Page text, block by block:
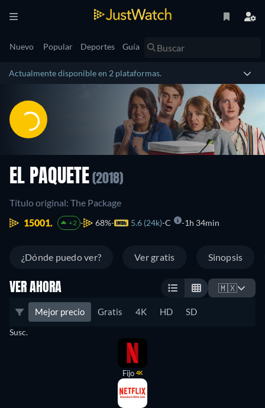
Nuevo Popular Deportes Guía
Actualmente disponible en 2 plataformas.
EL PAQUETE (2018)
Título original: The Package
15001.
+2 68% 5.6 (24k) C 1h 34min
¿Dónde puedo ver? Ver gratis Sinopsis
VER AHORA 🇲🇽
Mejor precio Gratis 4K HD SD
Susc.
Fijo 4K